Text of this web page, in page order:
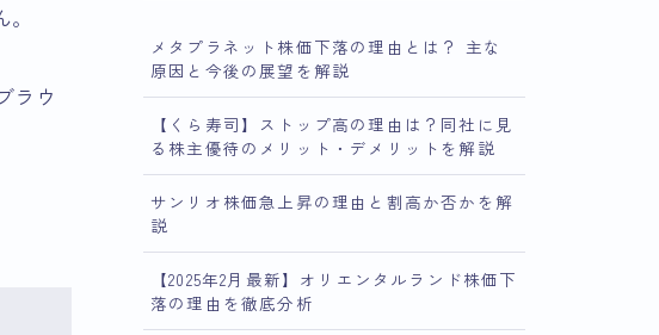
ラウ
メタプラネット株価下落の理由とは？ 主な
原因と今後の展望を解説
【くら寿司】ストップ高の理由は？同社に見
る株主優待のメリット・デメリットを解説
サンリオ株価急上昇の理由と割高か否かを解
説
【2025年2月最新】オリエンタルランド株価下
落の理由を徹底分析